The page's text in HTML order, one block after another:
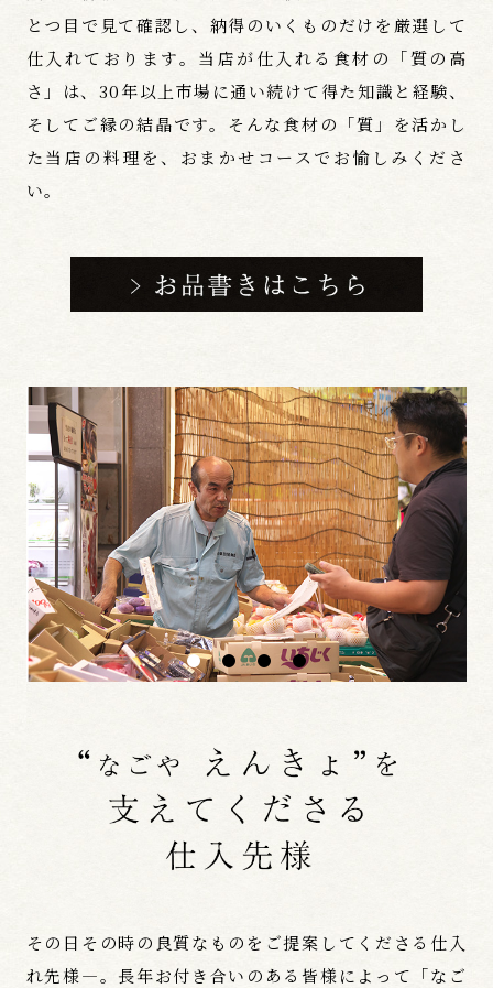
とつ目で見て確認し、納得のいくものだけを厳選して
仕入れております。当店が仕入れる食材の「質の高
さ」は、30年以上市場に通い続けて得た知識と経験、
そしてご縁の結晶です。そんな食材の「質」を活かし
た当店の料理を、おまかせコースでお愉しみくださ
い。
その日その時の良質なものをご提案してくださる仕入
れ先様―。長年お付き合いのある皆様によって「なご